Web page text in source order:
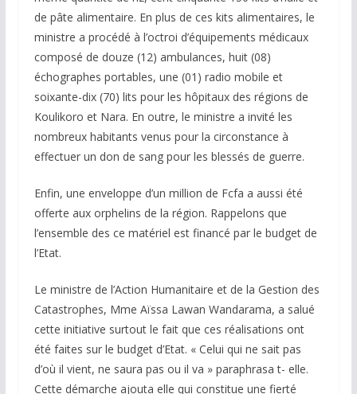
de pâte alimentaire. En plus de ces kits alimentaires, le
ministre a procédé à l’octroi d’équipements médicaux
composé de douze (12) ambulances, huit (08)
échographes portables, une (01) radio mobile et
soixante-dix (70) lits pour les hôpitaux des régions de
Koulikoro et Nara. En outre, le ministre a invité les
nombreux habitants venus pour la circonstance à
effectuer un don de sang pour les blessés de guerre.
Enfin, une enveloppe d’un million de Fcfa a aussi été
offerte aux orphelins de la région. Rappelons que
l’ensemble des ce matériel est financé par le budget de
l’Etat.
Le ministre de l’Action Humanitaire et de la Gestion des
Catastrophes, Mme Aïssa Lawan Wandarama, a salué
cette initiative surtout le fait que ces réalisations ont
été faites sur le budget d’Etat. « Celui qui ne sait pas
d’où il vient, ne saura pas ou il va » paraphrasa t- elle.
Cette démarche ajouta elle qui constitue une fierté